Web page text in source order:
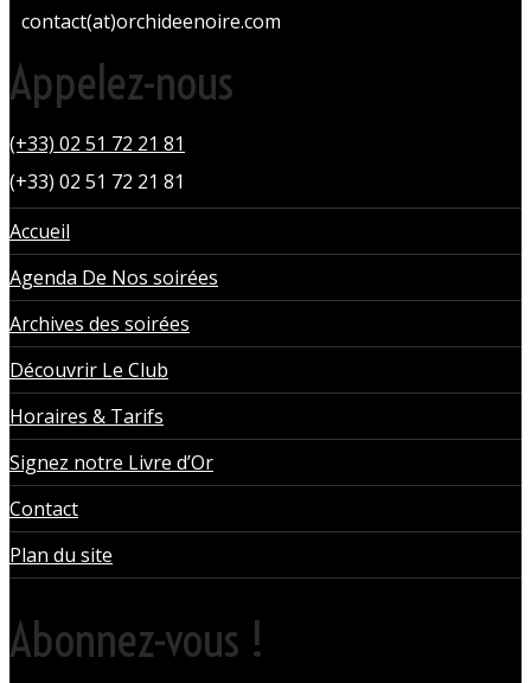
contact(at)orchideenoire.com
Appelez-nous
(+33) 02 51 72 21 81
(+33) 02 51 72 21 81
Accueil
Agenda De Nos soirées
Archives des soirées
Découvrir Le Club
Horaires & Tarifs
Signez notre Livre d’Or
Contact
Plan du site
Abonnez-vous !